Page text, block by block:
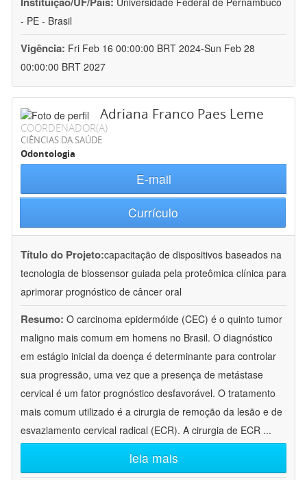
- PE - Brasil
Vigência: Fri Feb 16 00:00:00 BRT 2024-Sun Feb 28
00:00:00 BRT 2027
Adriana Franco Paes Leme
COORDENADOR(A)
CIÊNCIAS DA SAÚDE
Odontologia
E-mail
Currículo
Título do Projeto:capacitação de dispositivos baseados na
tecnologia de biossensor guiada pela proteômica clínica para
aprimorar prognóstico de câncer oral
Resumo: O carcinoma epidermóide (CEC) é o quinto tumor
maligno mais comum em homens no Brasil. O diagnóstico
em estágio inicial da doença é determinante para controlar
sua progressão, uma vez que a presença de metástase
cervical é um fator prognóstico desfavorável. O tratamento
mais comum utilizado é a cirurgia de remoção da lesão e de
esvaziamento cervical radical (ECR). A cirurgia de ECR ...
leia mais